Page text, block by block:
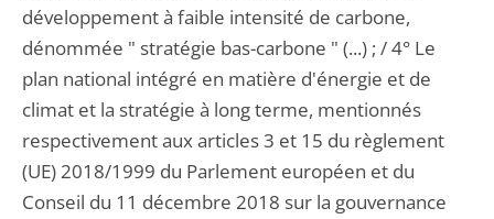
développement à faible intensité de carbone,
dénommée " stratégie bas-carbone " (...) ; / 4° Le
plan national intégré en matière d'énergie et de
climat et la stratégie à long terme, mentionnés
respectivement aux articles 3 et 15 du règlement
(UE) 2018/1999 du Parlement européen et du
Conseil du 11 décembre 2018 sur la gouvernance